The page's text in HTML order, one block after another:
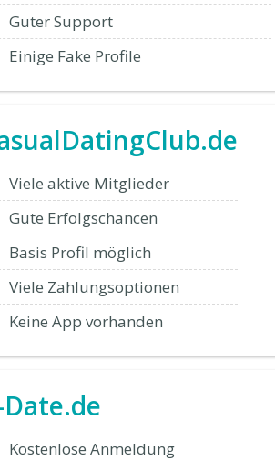
Guter Support
Einige Fake Profile
Viele aktive Mitglieder
Gute Erfolgschancen
Basis Profil möglich
Viele Zahlungsoptionen
Keine App vorhanden
Date.de
Kostenlose Anmeldung